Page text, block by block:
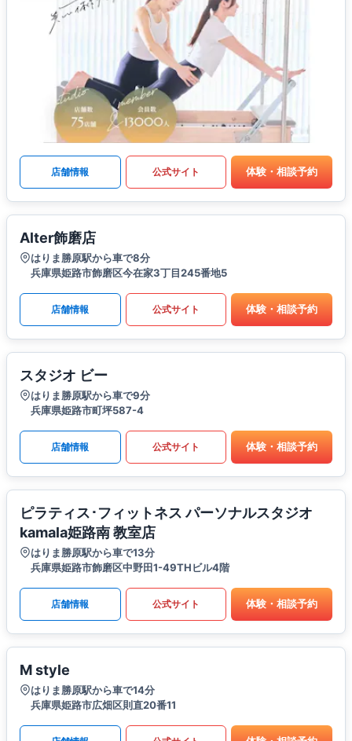
店舗情報 公式サイト 体験・相談予約
Alter飾磨店
はりま勝原駅から車で8分
兵庫県姫路市飾磨区今在家3丁目245番地5
店舗情報 公式サイト 体験・相談予約
スタジオ ビー
はりま勝原駅から車で9分
兵庫県姫路市町坪587-4
店舗情報 公式サイト 体験・相談予約
ピラティス･フィットネス パーソナルスタジオ
kamala姫路南 教室店
はりま勝原駅から車で13分
兵庫県姫路市飾磨区中野田1-49THビル4階
店舗情報 公式サイト 体験・相談予約
M style
はりま勝原駅から車で14分
兵庫県姫路市広畑区則直20番11